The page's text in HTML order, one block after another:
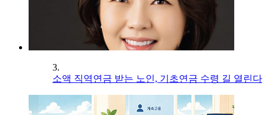
3.
소액 직역연금 받는 노인, 기초연금 수령 길 열린다